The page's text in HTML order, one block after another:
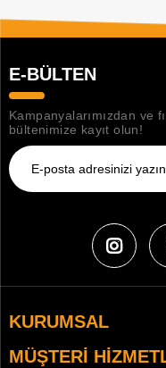
E-BÜLTEN
Kampanyalarımızdan ve
bültenimize kayıt olun!
KURUMSAL
MÜŞTERI